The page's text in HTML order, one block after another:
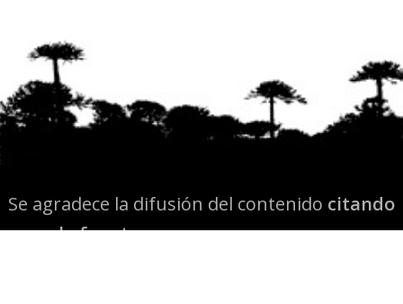
Se agradece la difusión del contenido citando
la fuente www.mapuexpress.org